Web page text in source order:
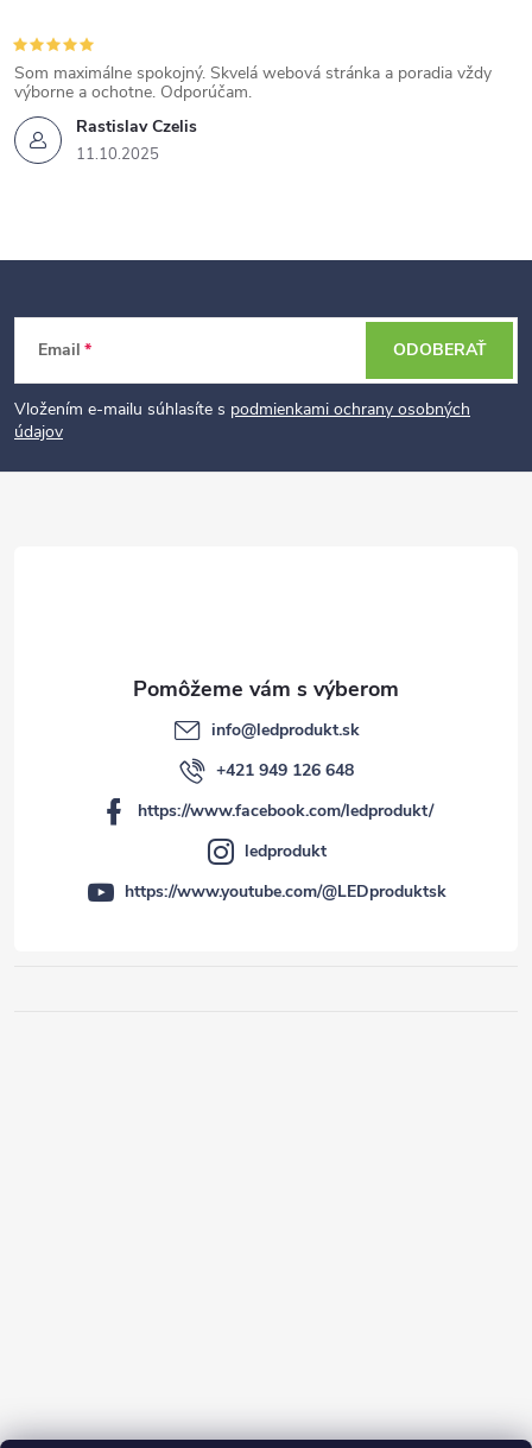
Rastislav Czelis
11.10.2025
Som maximálne spokojný. Skvelá webová stránka a poradia vždy
výborne a ochotne. Odporúčam.
t
Email
Vložením e-mailu súhlasíte s podmienkami ochrany osobných
údajov
ODOBERAŤ
info@ledprodukt.sk
+421 949 126 648
https://www.facebook.com/ledprodukt/
ledprodukt
https://www.youtube.com/@LEDproduktsk